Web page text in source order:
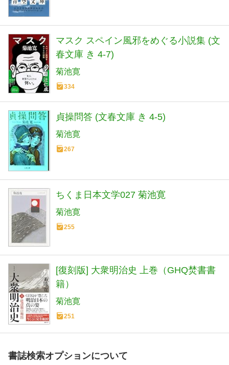
マスク スペイン風邪をめぐる小説集 (文
春文庫 き 4-7)
菊池寛
334
貞操問答 (文春文庫 き 4-5)
菊池寛
267
ちくま日本文学027 菊池寛
菊池寛
255
[復刻版] 大衆明治史 上巻（GHQ焚書書
籍）
菊池寛
251
書誌検索オプションについて